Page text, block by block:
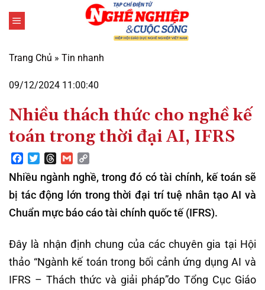
qua
dung
Trang Chủ » Tin nhanh
09/12/2024 11:00:40
Nhiều thách thức cho nghề kế
toán trong thời đại AI, IFRS
Facebook
TwitterThreads
Gmail
Link
Nhiều ngành nghề, trong đó có tài chính, kế toán sẽ
bị tác động lớn trong thời đại trí tuệ nhân tạo AI và
Chuẩn mực báo cáo tài chính quốc tế (IFRS).
Đây là nhận định chung của các chuyên gia tại Hội
thảo “Ngành kế toán trong bối cảnh ứng dụng AI và
IFRS – Thách thức và giải pháp”do Tổng Cục Giáo